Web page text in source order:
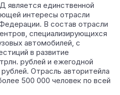
является единственной
интересы отрасли
В состав отрасли
специализирующихся
автомобилей, с
в развитие
рублей и ежегодной
Отрасль авторитейла
500 000 человек по всей